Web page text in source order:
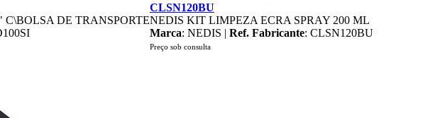
C\BOLSA DE TRANSPORTE
CLSN120BU
NEDIS KIT LIMPEZA ECRA SPRAY 200 ML
Marca: NEDIS | Ref. Fabricante: CLSN120BU
Preço sob consulta